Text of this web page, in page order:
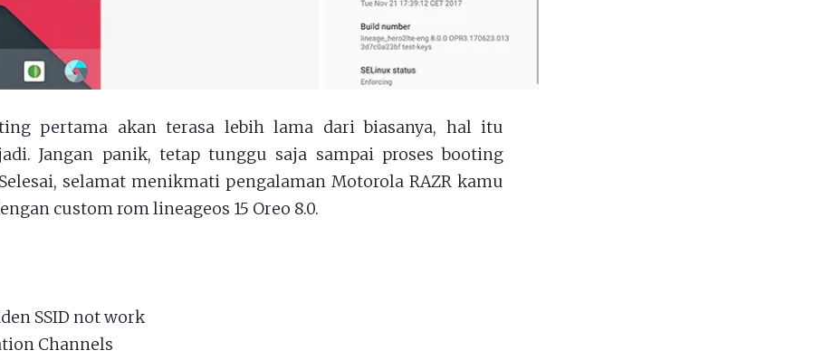
pertama akan terasa lebih lama dari biasanya, hal itu
Jangan panik, tetap tunggu saja sampai proses booting
selamat menikmati pengalaman Motorola RAZR kamu
custom rom lineageos 15 Oreo 8.0.
SSID not work
Channels